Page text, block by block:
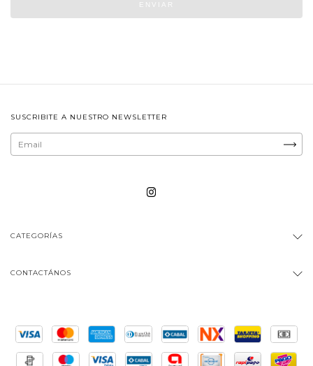
ENVIAR
SUSCRIBITE A NUESTRO NEWSLETTER
CATEGORÍAS
CONTACTÁNOS